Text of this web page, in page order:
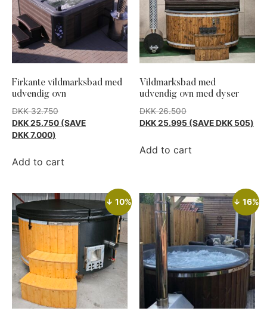
Firkante vildmarksbad med
udvendig ovn
DKK32.750
DKK25.750 (SAVE
DKK7.000)
Add to cart
Vildmarksbad med
udvendig ovn med dyser
DKK26.500
DKK25.995 (SAVEDKK 505)
Add to cart
↓ 10% ↓ 16%